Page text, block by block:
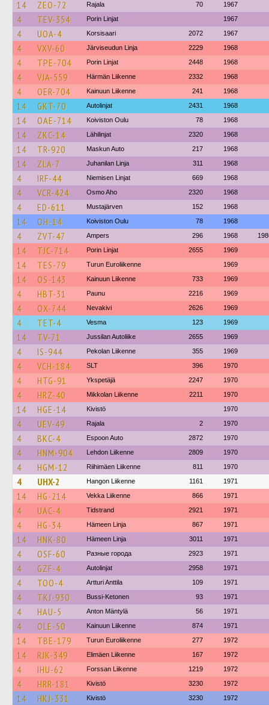
14 ZEO-72 Rajala 70 1967
4 TEV-354 Porin Linjat 1967
4 UOA-4 Korsisaari 2072 1967
4 VXV-60 Järviseudun Linja 2229 1968
4 TPE-704 Porin Linjat 2448 1968
4 VJA-559 Härmän Liikenne 2332 1968
4 OER-704 Kainuun Liikenne 241 1968
14 GKT-70 Autolinjat 2431 1968
14 OAE-714 Koiviston Oulu 78 1968
14 ZKC-14 Lähilinjat 2320 1968
14 TR-920 Maskun Auto 217 1968
14 ZLA-7 Juhanilan Linja 311 1968
4 IRF-44 Niemisen Linjat 669 1968
4 VCR-424 Osmo Aho 2320 1968
4 ED-611 Mustajärven 152 1968
14 OH-14 Koiviston Oulu 78 1968
4 ZVT-47 Ampers 296 1968
14 TJC-714 Porin Linjat 2655 1969
14 TES-79 Turun Euroliikenne 1969
14 OS-143 Kainuun Liikenne 733 1969
4 HBT-31 Paunu 2216 1969
4 OX-744 Nevakivi 2626 1969
4 TET-4 Vesma 123 1969
14 TV-71 Jussilan Autoliike 2655 1969
4 IS-944 Pekolan Liikenne 355 1969
4 VCH-184 SLT 396 1970
4 HTG-91 Ykspetäjä 2247 1970
4 HRZ-40 Mikkolan Liikenne 2211 1970
14 HGE-14 Kivistö 1970
4 UEV-49 Rajala 2 1970
4 BKC-4 Espoon Auto 2872 1970
4 HNM-904 Lehdon Liikenne 2809 1970
4 HGM-12 Riihimäen Liikenne 811 1970
4 UHX-2 Hangon Liikenne 1161 1971
14 HG-214 Vekka Liikenne 866 1971
4 UAC-4 Tidstrand 2921 1971
4 HG-34 Hämeen Linja 867 1971
14 HNK-80 Hämeen Linja 3011 1971
4 OSF-60 Разные города 2923 1971
4 GZF-4 Autolinjat 2958 1971
4 TOO-4 Artturi Anttila 109 1971
4 TKJ-930 Bussi-Ketonen 93 1971
4 HAU-5 Anton Mäntylä 56 1971
4 OLE-50 Kainuun Liikenne 874 1971
14 TBE-179 Turun Euroliikenne 277 1972
14 RJK-349 Elimäen Liikenne 167 1972
4 IHU-62 Forssan Liikenne 1219 1972
4 HRR-181 Kivistö 3230 1972
14 HKJ-331 Kivistö 3230 1972